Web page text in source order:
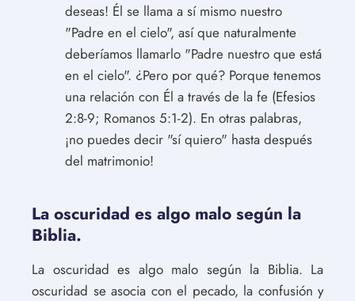
deseas! Él se llama a sí mismo nuestro
"Padre en el cielo", así que naturalmente
deberíamos llamarlo "Padre nuestro que está
en el cielo". ¿Pero por qué? Porque tenemos
una relación con Él a través de la fe (Efesios
2:8-9; Romanos 5:1-2). En otras palabras,
¡no puedes decir "sí quiero" hasta después
del matrimonio!
La oscuridad es algo malo según la
Biblia.
La oscuridad es algo malo según la Biblia. La
oscuridad se asocia con el pecado, la confusión y